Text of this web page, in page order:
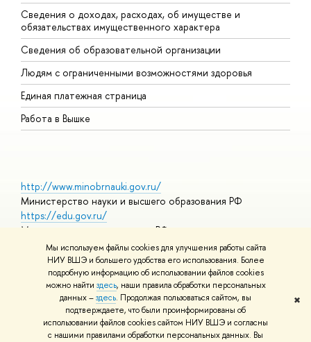
Мы используем файлы cookies для улучшения работы сайта
НИУ ВШЭ и большего удобства его использования. Более
подробную информацию об использовании файлов cookies
можно найти здесь, наши правила обработки персональных
данных –здесь. Продолжая пользоваться сайтом, вы
подтверждаете, что были проинформированы об
использовании файлов cookies сайтом НИУ ВШЭ и согласны
с нашими правилами обработки персональных данных. Вы
✖
Сведения о доходах, расходах, об имуществе и
обязательствах имущественного характера
Сведения об образовательной организации
Людям с ограниченными возможностями здоровья
Единая платежная страница
Работа в Вышке
http://www.minobrnauki.gov.ru/
Министерство науки и высшего образования РФ
https://edu.gov.ru/
Министерство просвещения РФ
https://elearning.hse.ru/mooc
Массовые открытые онлайн-курсы
© НИУ ВШЭ 1993–2026 Адреса и контактыУсловия
использования материалов Политика конфиденциальности